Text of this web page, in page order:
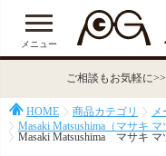
メニュー
ご相談もお気軽に>>
HOME 商品カテゴリ
メ
Masaki Matsushima（マサキ マ
Masaki Matsushima マサキ